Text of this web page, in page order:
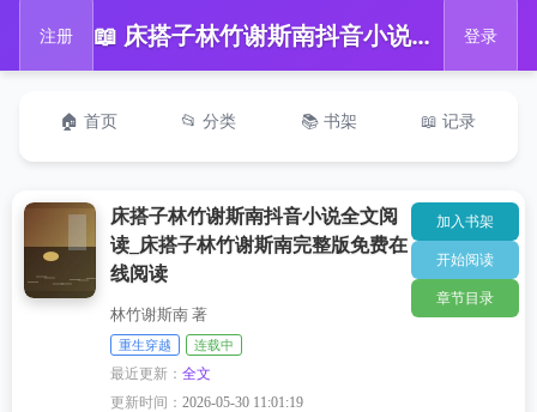
注册 📖 床搭子林竹谢斯南抖音小说全文阅读_床搭子林竹谢斯南完整版免费在线阅读 登录
🏠 首页 📂 分类 📚 书架 📖 记录
床搭子林竹谢斯南抖音小说全文阅
读_床搭子林竹谢斯南完整版免费在
线阅读
林竹谢斯南 著
重生穿越 连载中
最近更新：全文
更新时间：2026-05-30 11:01:19
加入书架
开始阅读
章节目录